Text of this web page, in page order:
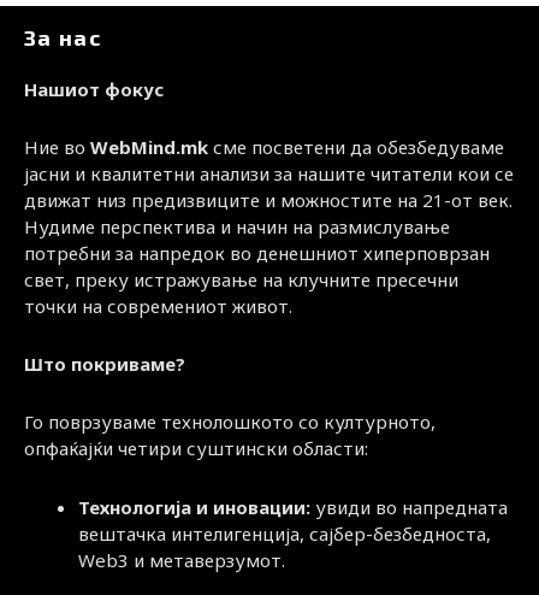
За нас
Нашиот фокус
Ние во WebMind.mk сме посветени да обезбедуваме
јасни и квалитетни анализи за нашите читатели кои се
движат низ предизвиците и можностите на 21-от век.
Нудиме перспектива и начин на размислување
потребни за напредок во денешниот хиперповрзан
свет, преку истражување на клучните пресечни
точки на современиот живот.
Што покриваме?
Го поврзуваме технолошкото со културното,
опфаќајќи четири суштински области:
Технологија и иновации: увиди во напредната
вештачка интелигенција, сајбер-безбедноста,
Web3 и метаверзумот.